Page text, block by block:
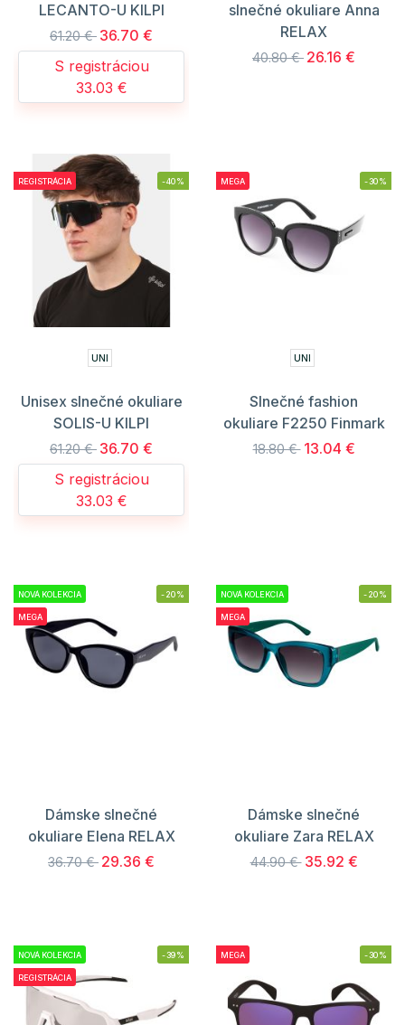
LECANTO-U KILPI
61.20 € 36.70 €
S registráciou
33.03 €
slnečné okuliare Anna
RELAX
40.80 € 26.16 €
REGISTRÁCIA -40%
UNI
Unisex slnečné okuliare
SOLIS-U KILPI
61.20 € 36.70 €
S registráciou
33.03 €
MEGA -30%
UNI
Slnečné fashion
okuliare F2250 Finmark
18.80 € 13.04 €
NOVÁ KOLEKCIA
MEGA
-20%
Dámske slnečné
okuliare Elena RELAX
36.70 € 29.36 €
NOVÁ KOLEKCIA
MEGA
-20%
Dámske slnečné
okuliare Zara RELAX
44.90 € 35.92 €
NOVÁ KOLEKCIA
REGISTRÁCIA
-39% MEGA -30%